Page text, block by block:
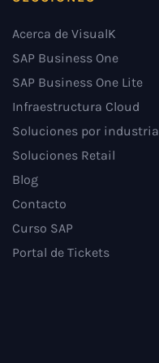
Acerca de VisualK
SAP Business One
SAP Business One Lite
Infraestructura Cloud
Soluciones por industria
Soluciones Retail
Blog
Contacto
Curso SAP
Portal de Tickets